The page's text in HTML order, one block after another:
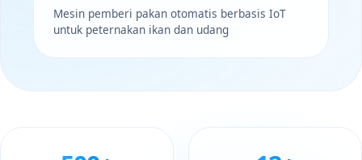
Mesin pemberi pakan otomatis berbasis IoT
untuk peternakan ikan dan udang